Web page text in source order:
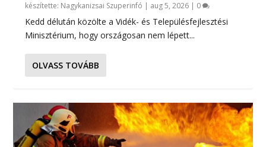
készítette: Nagykanizsai Szuperinfó | aug 5, 2026 | 0
Kedd délután közölte a Vidék- és Településfejlesztési
Minisztérium, hogy országosan nem lépett...
OLVASS TOVÁBB